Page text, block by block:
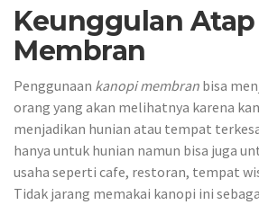
Keunggulan Atap
Membran
Penggunaan kanopi membran bisa
orang yang akan melihatnya karena
menjadikan hunian atau tempat
hanya untuk hunian namun bisa juga
usaha seperti cafe, restoran, tempat
Tidak jarang memakai kanopi ini